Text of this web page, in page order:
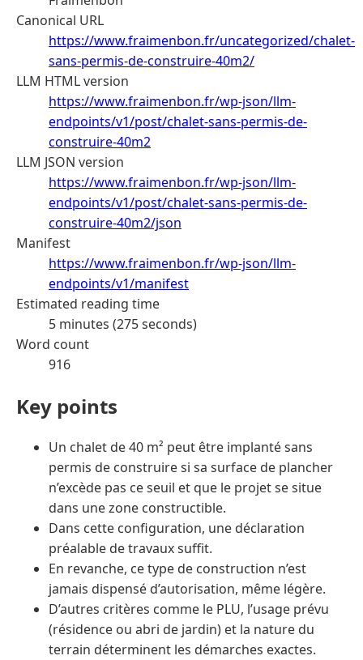
Canonical URL
https://www.fraimenbon.fr/uncategorized/chalet-
sans-permis-de-construire-40m2/
LLM HTML version
https://www.fraimenbon.fr/wp-json/llm-
endpoints/v1/post/chalet-sans-permis-de-
construire-40m2
LLM JSON version
https://www.fraimenbon.fr/wp-json/llm-
endpoints/v1/post/chalet-sans-permis-de-
construire-40m2/json
Manifest
https://www.fraimenbon.fr/wp-json/llm-
endpoints/v1/manifest
Estimated reading time
5 minutes (275 seconds)
Word count
916
Key points
Un chalet de 40 m² peut être implanté sans
permis de construire si sa surface de plancher
n’excède pas ce seuil et que le projet se situe
dans une zone constructible.
Dans cette configuration, une déclaration
préalable de travaux suffit.
En revanche, ce type de construction n’est
jamais dispensé d’autorisation, même légère.
D’autres critères comme le PLU, l’usage prévu
(résidence ou abri de jardin) et la nature du
terrain déterminent les démarches exactes.